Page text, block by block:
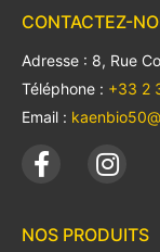
CONTACTEZ-
Adresse : 8, Rue
Téléphone : +33 2
Email :
NOS PRODUITS